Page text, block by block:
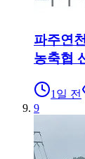
파주연
농축협
1일 전
9